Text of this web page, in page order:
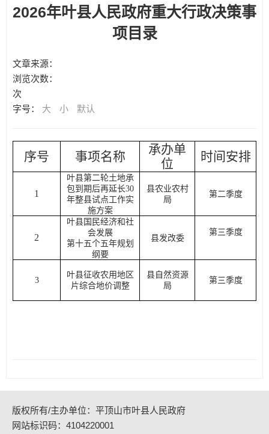
2026年叶县人民政府重大行政决策事
项目录
文章来源：
浏览次数：
次
字号： 大 小 默认
序号 事项名称
承办单
位
时间安排
1
叶县第二轮土地承
包到期后再延长30
年整县试点工作实
施方案
县农业农村
局
第二季度
2
叶县国民经济和社
会发展
第十五个五年规划
纲要
县发改委
第三季度
3
叶县征收农用地区
片综合地价调整
县自然资源
局
第三季度
版权所有/主办单位：平顶山市叶县人民政府
网站标识码：4104220001